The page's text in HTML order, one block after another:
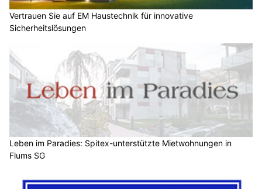
Vertrauen Sie auf EM Haustechnik für innovative
Sicherheitslösungen
Leben im Paradies: Spitex-unterstützte Mietwohnungen in
Flums SG